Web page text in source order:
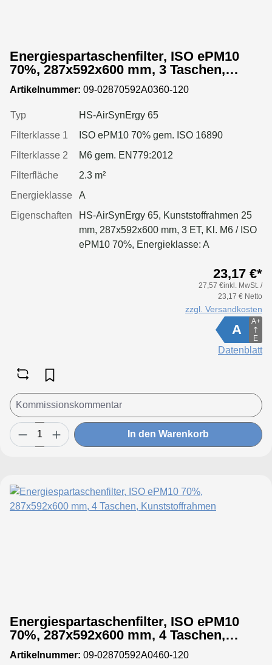
Energiespartaschenfilter, ISO ePM10
70%, 287x592x600 mm, 3 Taschen,
Kunststoffrahmen
Artikelnummer: 09-02870592A0360-120
Typ
HS-AirSynErgy 65
Filterklasse 1
ISO ePM10 70% gem. ISO 16890
Filterklasse 2
M6 gem. EN779:2012
Filterfläche
2.3 m²
Energieklasse
A
Eigenschaften
HS-AirSynErgy 65, Kunststoffrahmen 25
mm, 287x592x600 mm, 3 ET, Kl. M6 / ISO
ePM10 70%, Energieklasse: A
23,17 €*
27,57 €inkl. MwSt. /
23,17 € Netto
zzgl. Versandkosten
A
A+
E
Datenblatt
In den Warenkorb
Energiespartaschenfilter, ISO ePM10
70%, 287x592x600 mm, 4 Taschen,
Kunststoffrahmen
Artikelnummer: 09-02870592A0460-120